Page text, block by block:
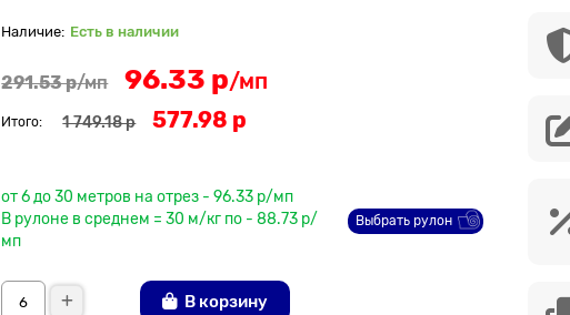
Есть в наличии
291.53 р/мп 96.33 р/мп
Итого: 1 749.18 р 577.98 р
от 6 до 30 метров на отрез - 96.33 р/мп
В рулоне в среднем = 30 м/кг по - 88.73 р/
мп
Выбрать рулон
В корзину